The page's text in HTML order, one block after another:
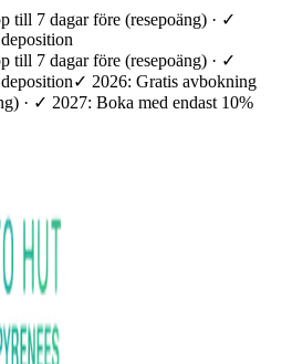
till 7 dagar före (resepoäng) · ✓
till 7 dagar före (resepoäng) · ✓
✓ 2026: Gratis avbokning
· ✓ 2027: Boka med endast 10%